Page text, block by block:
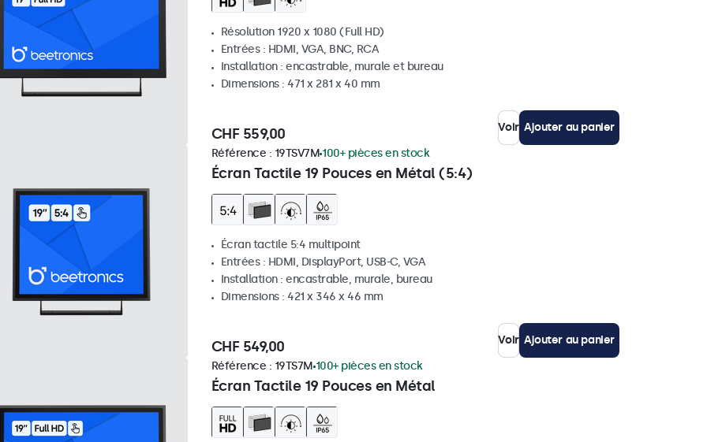
Résolution 1920 x 1080 (Full HD)
Entrées : HDMI, VGA, BNC, RCA
Installation : encastrable, murale et bureau
Dimensions : 471 x 281 x 40 mm
CHF 559,00 Voir Ajouter au panier
Écran Tactile 19 Pouces en Métal (5:4)
Référence : 19TSV7M 100+ pièces en stock
Écran tactile 5:4 multipoint
Entrées : HDMI, DisplayPort, USB-C, VGA
Installation : encastrable, murale, bureau
Dimensions : 421 x 346 x 46 mm
CHF 549,00 Voir Ajouter au panier
Écran Tactile 19 Pouces en Métal
Référence : 19TS7M 100+ pièces en stock